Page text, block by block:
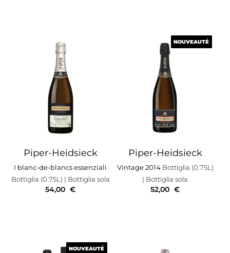
Piper-Heidsieck
I blanc-de-blancs essenziali
Bottiglia (0.75L) | Bottiglia sola
54,00 €
NOUVEAUTÉ
Piper-Heidsieck
Vintage 2014Bottiglia (0.75L)
| Bottiglia sola
NOUVEAUTÉ
52,00 €
NOUVEAUTÉ
NOUVEAUTÉ